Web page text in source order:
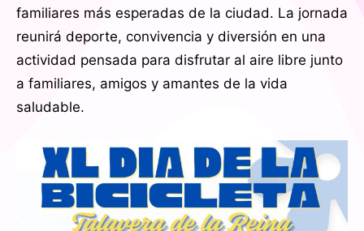
familiares más esperadas de la ciudad. La jornada
reunirá deporte, convivencia y diversión en una
actividad pensada para disfrutar al aire libre junto
a familiares, amigos y amantes de la vida
saludable.